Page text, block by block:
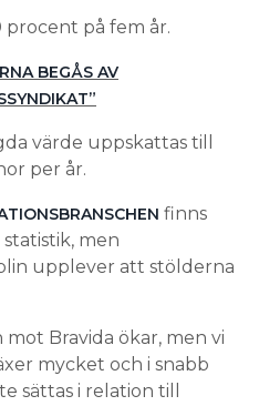
procent på fem år.
BEGÅS AV
värde uppskattas till
per år.
finns
men
upplever att stölderna
Bravida ökar, men vi
mycket och i snabb
sättas i relation till